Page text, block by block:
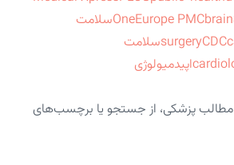
OneEurope PMCbrain
سلامت
surgeryCDC
سلامت
اپیدمیولوژی
مطالب پزشکی، از جستجو یا برچسب‌های